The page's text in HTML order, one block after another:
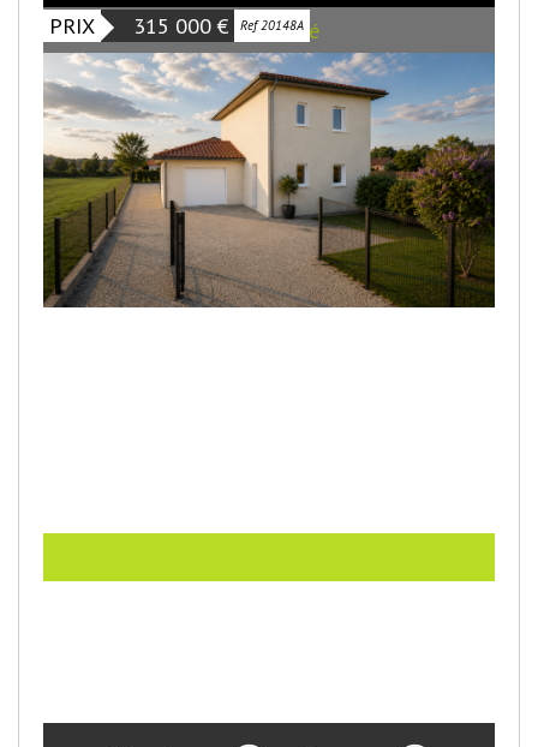
PRIX
315 000 € Ref 20148A
Exclusivité